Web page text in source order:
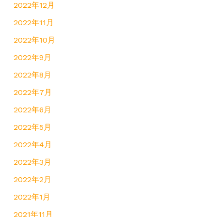
2022年12月
2022年11月
2022年10月
2022年9月
2022年8月
2022年7月
2022年6月
2022年5月
2022年4月
2022年3月
2022年2月
2022年1月
2021年11月